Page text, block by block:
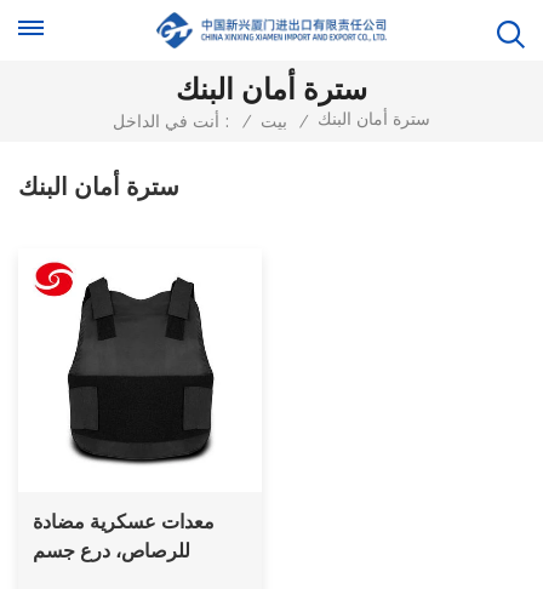
سترة أمان البنك
أنت في الداخل : / بيت / سترة أمان البنك
سترة أمان البنك
معدات عسكرية مضادة
للرصاص، درع جسم